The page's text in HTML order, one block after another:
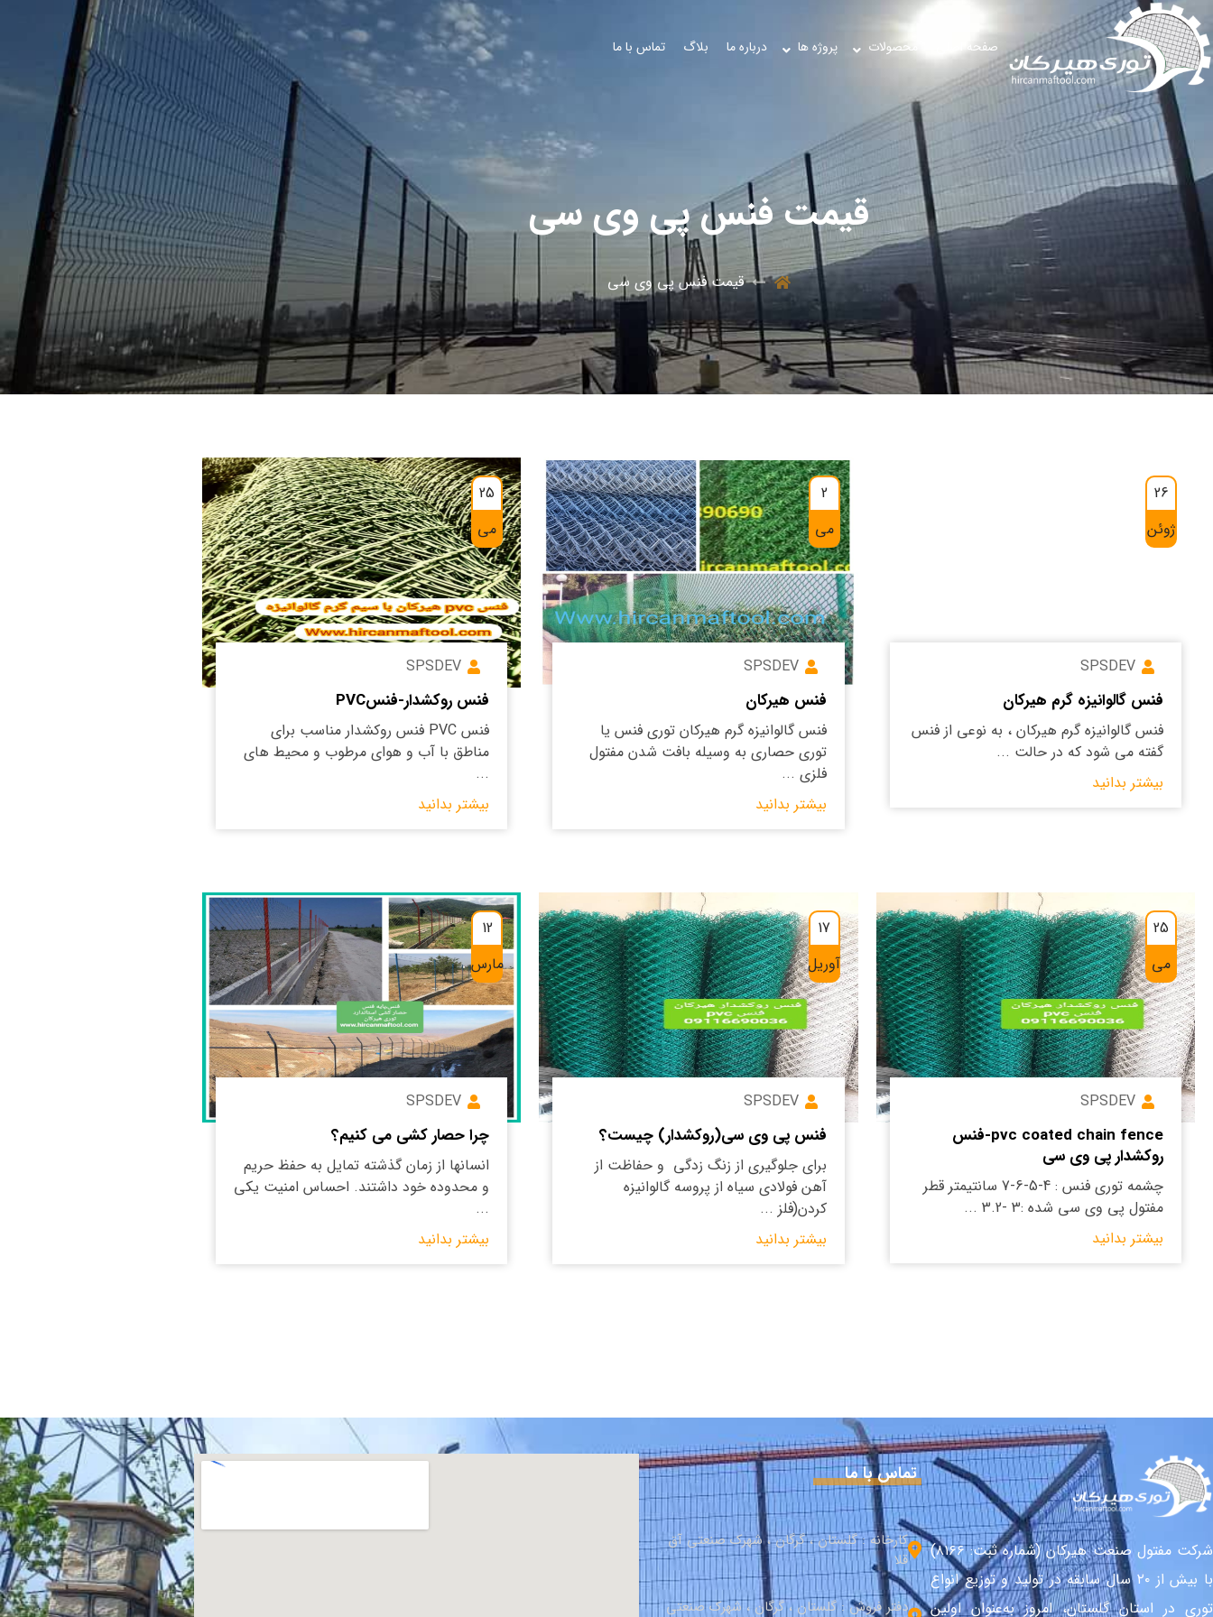
صفحه اصلی محصولات پروژه ها درباره ما بلاگ تماس با ما
قیمت فنس پی وی سی
قیمت فنس پی وی سی
26
ژوئن
SPSDEV
فنس گالوانیزه گرم هیرکان
فنس گالوانیزه گرم هیرکان ، به نوعی از فنس
گفته می شود که در حالت ...
بیشتر بدانید
2
می
SPSDEV
فنس هیرکان
فنس گالوانیزه گرم هیرکان توری فنس یا
توری حصاری به وسیله بافت شدن مفتول
فلزی ...
بیشتر بدانید
25
می
SPSDEV
فنس روکشدار-فنسPVC
فنس PVC فنس روکشدار مناسب برای
مناطق با آب و هوای مرطوب و محیط های
...
بیشتر بدانید
25
می
SPSDEV
pvc coated chain fence-فنس
روکشدار پی وی سی
چشمه توری فنس : 4-5-6-7 سانتیمتر قطر
مفتول پی وی سی شده :3 -3.2 ...
بیشتر بدانید
17
آوریل
SPSDEV
فنس پی وی سی(روکشدار) چیست؟
برای جلوگیری از زنگ زدگی و حفاظت از
آهن فولادی سیاه از پروسه گالوانیزه
کردن(فلز ...
بیشتر بدانید
12
مارس
SPSDEV
چرا حصار کشی می کنیم؟
انسانها از زمان گذشته تمایل به حفظ حریم
و محدوده خود داشتند. احساس امنیت یکی
...
بیشتر بدانید
شرکت مفتول صنعت هیرکان (شماره ثبت: ۸۱۶۶)
با بیش از ۲۰ سال سابقه در تولید و توزیع انواع
توری در استان گلستان، امروز به‌عنوان اولین
تماس با ما
کارخانه : گلستان ، گرگان ، شهرک صنعتی آق
قلا
دفتر فروش : گلستان ، گرگان ، شهرک صنعتی